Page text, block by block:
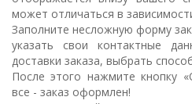
может отличаться в
Заполните несложную форму
указать свои контактные
доставки заказа, выбрать
После этого нажмите кнопку
все - заказ оформлен!